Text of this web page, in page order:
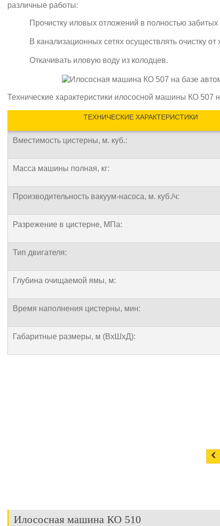
различные работы:
Прочистку иловых отложений в полностью забитых
В канализационных сетях осуществлять очистку
Откачивать иловую воду из колодцев.
Технические характеристики илососной машины КО 507
ТЕХНИЧЕСКИЕ ХАРАКТЕРИСТИКИ
Вместимость цистерны, м. куб.:
Масса машины полная, кг:
Производительность вакуум-насоса, м. куб./ч:
Разрежение в цистерне, МПа:
Тип двигателя:
Глубина очищаемой ямы, м:
Время наполнения цистерны, мин:
Габаритные размеры, м (ВхШхД):
Илососная машина КО 510